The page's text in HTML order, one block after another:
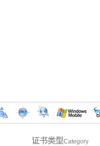
证书类型Category